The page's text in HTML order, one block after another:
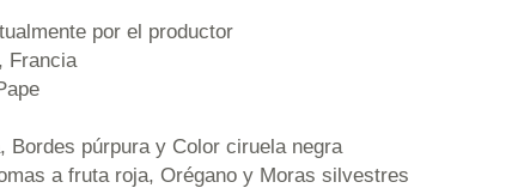
por el productor
Francia
Bordes púrpura y Color ciruela negra
a fruta roja, Orégano y Moras silvestres